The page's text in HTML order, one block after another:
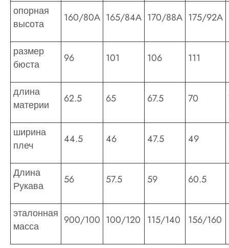
опорная
высота
160/80А 165/84А 170/88А 175/92А
размер
бюста
96 101 106 111
длина
материи
62.5 65 67.5 70
ширина
плеч
44.5 46 47.5 49
Длина
Рукава
56 57.5 59 60.5
эталонная
масса
900/100 100/120 115/140 156/160